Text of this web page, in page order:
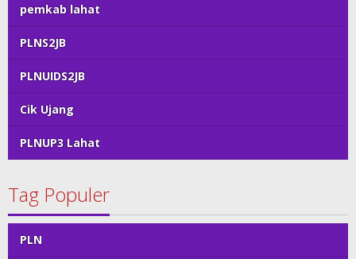
pemkab lahat
PLNS2JB
PLNUIDS2JB
Cik Ujang
PLNUP3 Lahat
Tag Populer
PLN